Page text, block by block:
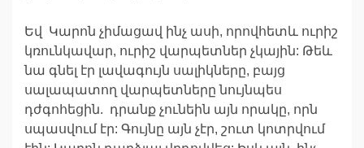
Եվ Կարոն չիմացավ ինչ ասի, որովհետև ուրիշ
կռունկավար, ուրիշ վարպետներ չկային: Թեև
նա գնել էր լավագույն սալիկները, բայց
սալապատող վարպետները նույնպես
դժգոհեցին. դրանք չունեին այն որակը, որն
սպասվում էր: Գույնը այն չէր, շուտ կոտրվում